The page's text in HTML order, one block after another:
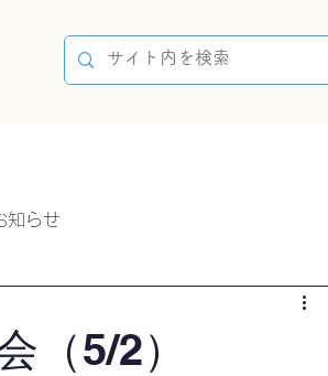
知らせ
（5/2）